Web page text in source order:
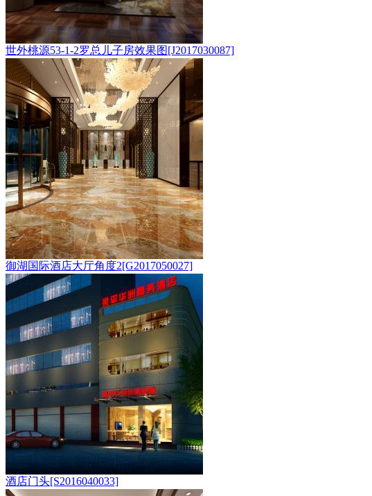
世外桃源53-1-2罗总儿子房效果图[J2017030087]
御湖国际酒店大厅角度2[G2017050027]
酒店门头[S2016040033]